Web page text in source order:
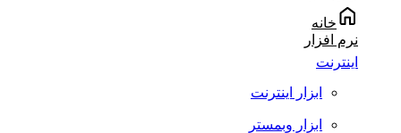
خانه
نرم افزار
اینترنت
ابزار اینترنت
ابزار وبمستر